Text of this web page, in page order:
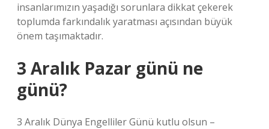
insanlarımızın yaşadığı sorunlara dikkat çekerek
toplumda farkındalık yaratması açısından büyük
önem taşımaktadır.
3 Aralık Pazar günü ne
günü?
3 Aralık Dünya Engelliler Günü kutlu olsun –